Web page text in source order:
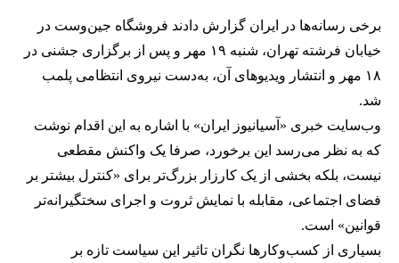
برخی رسانه‌ها در ایران گزارش دادند فروشگاه جین‌وست در
خیابان فرشته تهران، شنبه ۱۹ مهر و پس از برگزاری جشنی در
۱۸ مهر و انتشار ویدیوهای آن، به‌دست نیروی انتظامی پلمب
شد.
وب‌سایت خبری «آسیانیوز ایران» با اشاره به این اقدام نوشت
که به نظر می‌رسد این برخورد، صرفا یک واکنش مقطعی
نیست، بلکه بخشی از یک کارزار بزرگ‌تر برای «کنترل بیشتر بر
فضای اجتماعی، مقابله با نمایش ثروت و اجرای سختگیرانه‌تر
قوانین» است.
بسیاری از کسب‌وکارها نگران تاثیر این سیاست‌ تازه بر